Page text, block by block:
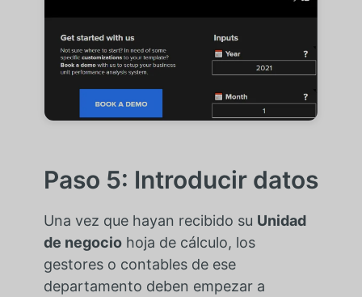
Paso 5: Introducir datos
Una vez que hayan recibido su Unidad
de negociohoja de cálculo, los
gestores o contables de ese
departamento deben empezar a